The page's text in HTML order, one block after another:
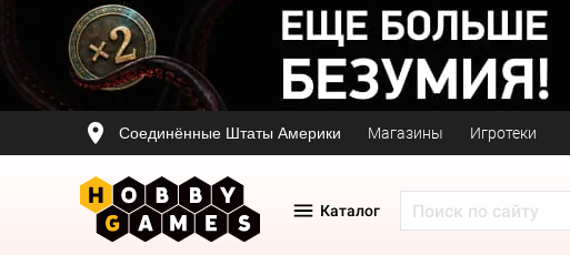
Соединённые Штаты Америки Магазины Игротеки
Каталог